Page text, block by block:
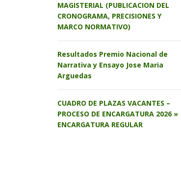
MAGISTERIAL (PUBLICACION DEL
CRONOGRAMA, PRECISIONES Y
MARCO NORMATIVO)
Resultados Premio Nacional de
Narrativa y Ensayo Jose Maria
Arguedas
CUADRO DE PLAZAS VACANTES –
PROCESO DE ENCARGATURA 2026 »
ENCARGATURA REGULAR